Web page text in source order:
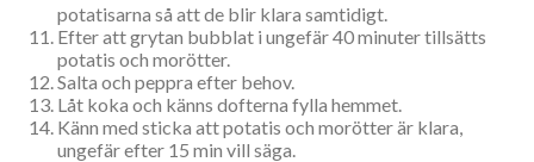
potatisarna så att de blir klara samtidigt.
Efter att grytan bubblat i ungefär 40 minuter tillsätts
potatis och morötter.
Salta och peppra efter behov.
Låt koka och känns dofterna fylla hemmet.
Känn med sticka att potatis och morötter är klara,
ungefär efter 15 min vill säga.